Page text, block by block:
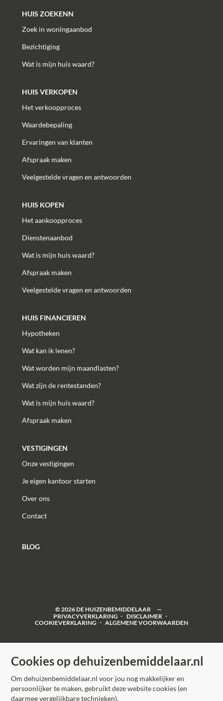
HUIS ZOEKENN
Zoek in woningaanbod
Bezichtiging
Wat is mijn huis waard?
HUIS VERKOPEN
Het verkoopproces
Waardebepaling
Ervaringen van klanten
Afspraak maken
Veelgestelde vragen en antwoorden
HUIS KOPEN
Het aankoopproces
Dienstenaanbod
Wat is mijn huis waard?
Afspraak maken
Veelgestelde vragen en antwoorden
HUIS FINANCIEREN
Hypotheken
Wat kan ik lenen?
Wat worden mijn maandlasten?
Wat zijn de rentestanden?
Wat is mijn huis waard?
Afspraak maken
VESTIGINGEN
Onze vestigingen
Je eigen kantoor starten
Over ons
Contact
BLOG
© 2026DE HUIZENBEMIDDELAAR
PRIVACYVERKLARING
DISCLAIMER
COOKIEVERKLARING
ALGEMENE VOORWAARDEN
Cookies op dehuizenbemiddelaar.nl
Om dehuizenbemiddelaar.nl voor jou nog makkelijker en
persoonlijker te maken, gebruikt deze website cookies (en
daarmee vergelijkbare technieken).